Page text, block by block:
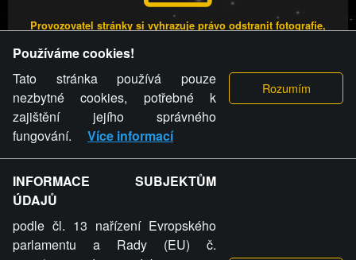
Provozovatel stránky si vyhrazuje právo odstranit fotografie,
stránky týče, ani osoba, která umístila fotografii nebo video na
stránku, nemůže z důvodu odstranění fotografie, videa nebo
komentáře pro výše uvedenou okolnost uplatnit vůči
provozovateli stránky žádný nárok na náhradu škody nebo
nemajetkové újmy.
FREESEX.CZ - to je Vaše každodenní dávka
Používáme cookies!
Tato stránka používá pouze
nezbytné cookies, potřebné k
zajištění jejího správného
fungování.
Více informací
INFORMACE SUBJEKTŮM
ÚDAJŮ
podle čl. 13 nařízení Evropského
parlamentu a Rady (EU) č.